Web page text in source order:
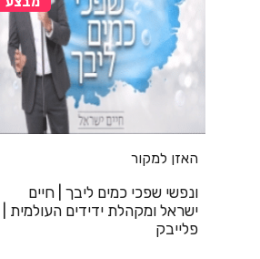
האזן למקור
ונפשי שפכי כמים ליבך | חיים
ישראל ומקהלת ידידים העולמית |
פלייבק